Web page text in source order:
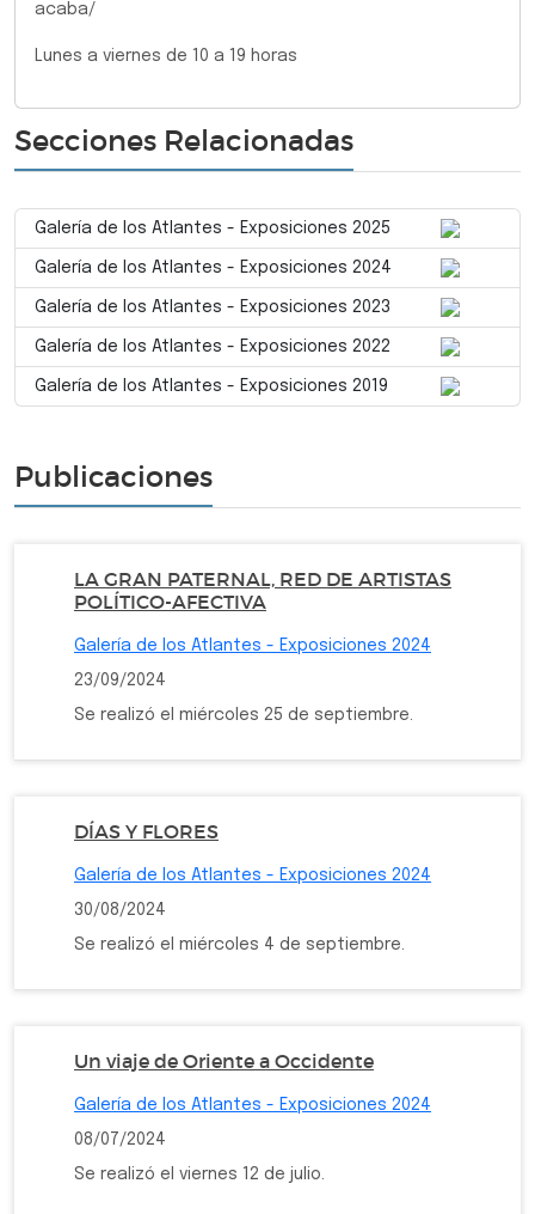
acaba/
Lunes a viernes de 10 a 19 horas
Secciones Relacionadas
Galería de los Atlantes - Exposiciones 2025
Galería de los Atlantes - Exposiciones 2024
Galería de los Atlantes - Exposiciones 2023
Galería de los Atlantes - Exposiciones 2022
Galería de los Atlantes - Exposiciones 2019
Publicaciones
LA GRAN PATERNAL, RED DE ARTISTAS
POLÍTICO-AFECTIVA
Galería de los Atlantes - Exposiciones 2024
23/09/2024
Se realizó el miércoles 25 de septiembre.
DÍAS Y FLORES
Galería de los Atlantes - Exposiciones 2024
30/08/2024
Se realizó el miércoles 4 de septiembre.
Un viaje de Oriente a Occidente
Galería de los Atlantes - Exposiciones 2024
08/07/2024
Se realizó el viernes 12 de julio.